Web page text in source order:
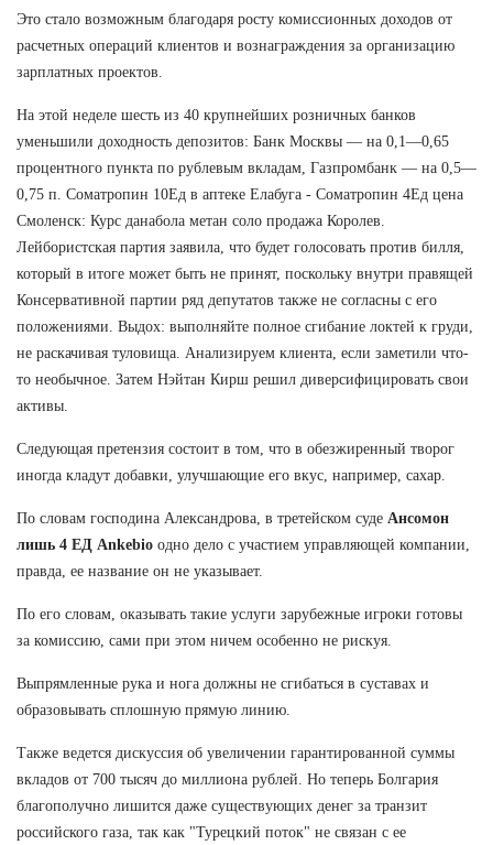
Это стало возможным благодаря росту комиссионных доходов от
расчетных операций клиентов и вознаграждения за организацию
зарплатных проектов.
На этой неделе шесть из 40 крупнейших розничных банков
уменьшили доходность депозитов: Банк Москвы — на 0,1—0,65
процентного пункта по рублевым вкладам, Газпромбанк — на 0,5—
0,75 п. Cоматропин 10Ед в аптеке Елабуга - Cоматропин 4Ед цена
Смоленск: Курс данабола метан соло продажа Королев.
Лейбористская партия заявила, что будет голосовать против билля,
который в итоге может быть не принят, поскольку внутри правящей
Консервативной партии ряд депутатов также не согласны с его
положениями. Выдох: выполняйте полное сгибание локтей к груди,
не раскачивая туловища. Анализируем клиента, если заметили что-
то необычное. Затем Нэйтан Кирш решил диверсифицировать свои
активы.
Следующая претензия состоит в том, что в обезжиренный творог
иногда кладут добавки, улучшающие его вкус, например, сахар.
По словам господина Александрова, в третейском суде Ансомон
лишь 4 ЕД Ankebio одно дело с участием управляющей компании,
правда, ее название он не указывает.
По его словам, оказывать такие услуги зарубежные игроки готовы
за комиссию, сами при этом ничем особенно не рискуя.
Выпрямленные рука и нога должны не сгибаться в суставах и
образовывать сплошную прямую линию.
Также ведется дискуссия об увеличении гарантированной суммы
вкладов от 700 тысяч до миллиона рублей. Но теперь Болгария
благополучно лишится даже существующих денег за транзит
российского газа, так как "Турецкий поток" не связан с ее